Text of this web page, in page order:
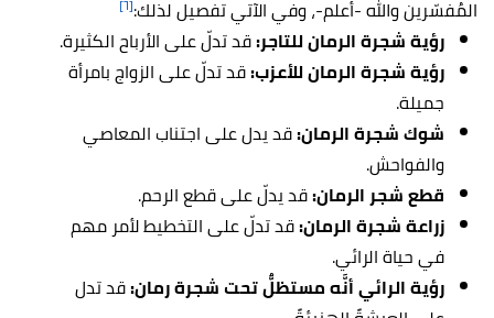
المُفسّرين والله -أعلم-، وفي الآتي تفصيل لذلك:[٦]
رؤية شجرة الرمان للتاجر:قد تدلّ على الأرباح الكثيرة.
رؤية شجرة الرمان للأعزب:قد تدلّ على الزواج بامرأة
جميلة.
شوك شجرة الرمان:قد يدل على اجتناب المعاصي
والفواحش.
قطع شجر الرمان:قد يدلّ على قطع الرحم.
زراعة شجرة الرمان:قد تدلّ على التخطيط لأمر مهم
في حياة الرائي.
رؤية الرائي أنَّه مستظلٌّ تحت شجرة رمان:قد تدل